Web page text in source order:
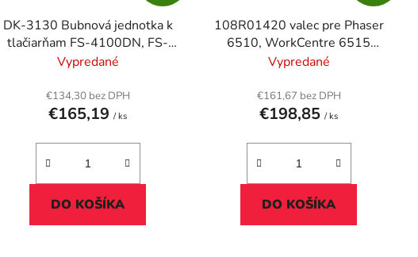
DK-3130 Bubnová jednotka k
tlačiarňam FS-4100DN, FS-
4200DN, FS-4300DN,
Vypredané
€134,30 bez DPH
€165,19/ ks
DO KOŠÍKA
108R01420 valec pre Phaser
6510, WorkCentre 6515
tlačiarne, XEROX, čierny, 48k
Vypredané
€161,67 bez DPH
€198,85/ ks
DO KOŠÍKA